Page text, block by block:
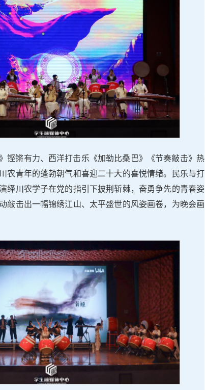
铿锵有力、西洋打击乐《加勒比桑巴》《节奏敲击》热
农青年的蓬勃朝气和喜迎二十大的喜悦情绪。民乐与打
绎川农学子在党的指引下披荆斩棘，奋勇争先的青春姿
敲击出一幅锦绣江山、太平盛世的风姿画卷，为晚会画